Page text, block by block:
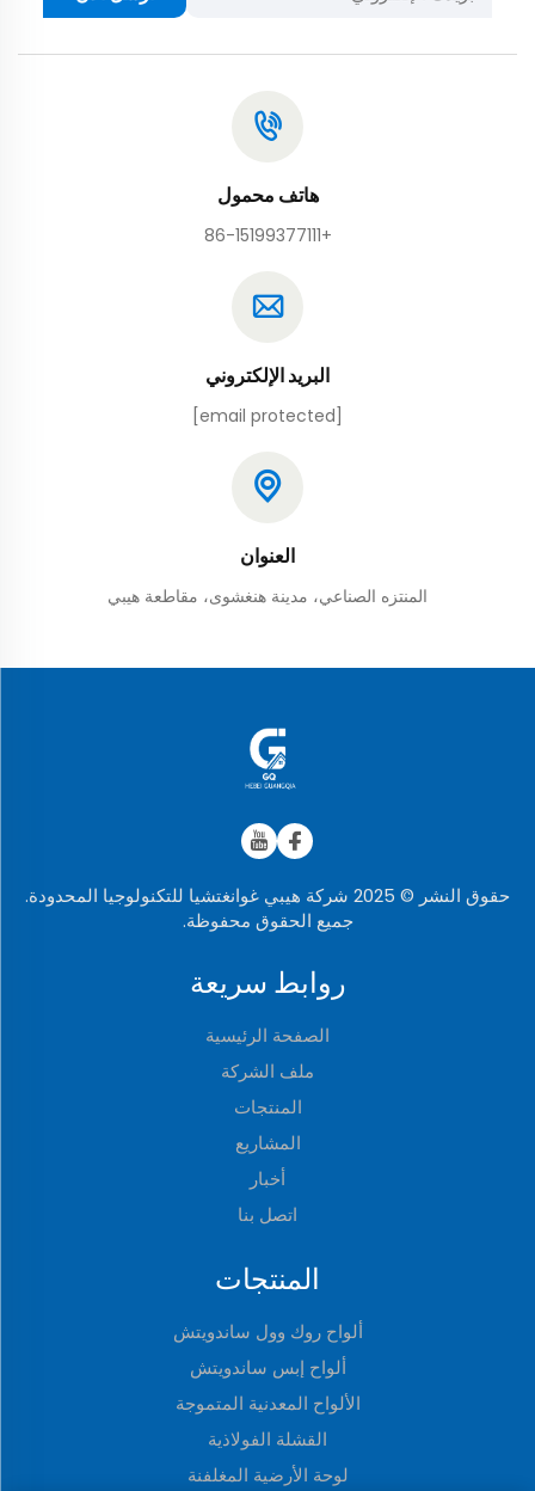
هاتف محمول
+86-15199377111
البريد الإلكتروني
العنوان
المنتزه الصناعي، مدينة هنغشوى، مقاطعة هيبي
حقوق النشر © 2025 شركة هيبي غوانغتشيا للتكنولوجيا المحدودة.
جميع الحقوق محفوظة.
روابط سريعة
الصفحة الرئيسية
ملف الشركة
المنتجات
المشاريع
أخبار
اتصل بنا
المنتجات
ألواح روك وول ساندويتش
ألواح إبس ساندويتش
الألواح المعدنية المتموجة
القشلة الفولاذية
لوحة الأرضية المغلفنة